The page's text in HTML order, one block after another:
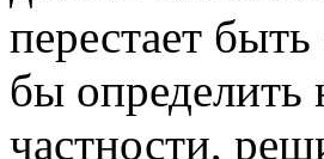
перестает
бы оп­ределить
частности,